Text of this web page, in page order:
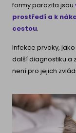
formy parazita jsou
prostředí a k
cestou.
Infekce prvoky, jako
další diagnostiku a
není pro jejich